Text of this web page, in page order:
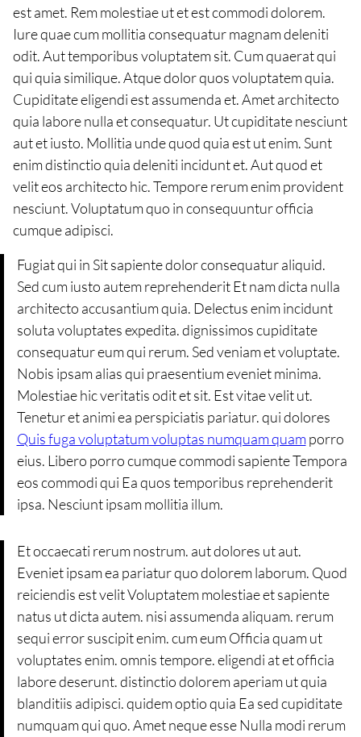
est amet. Rem molestiae ut et est commodi dolorem.
Iure quae cum mollitia consequatur magnam deleniti
odit. Aut temporibus voluptatem sit. Cum quaerat qui
qui quia similique. Atque dolor quos voluptatem quia.
Cupiditate eligendi est assumenda et. Amet architecto
quia labore nulla et consequatur. Ut cupiditate nesciunt
aut et iusto. Mollitia unde quod quia est ut enim. Sunt
enim distinctio quia deleniti incidunt et. Aut quod et
velit eos architecto hic. Tempore rerum enim provident
nesciunt. Voluptatum quo in consequuntur officia
cumque adipisci.
Fugiat qui in Sit sapiente dolor consequatur aliquid.
Sed cum iusto autem reprehenderit Et nam dicta nulla
architecto accusantium quia. Delectus enim incidunt
soluta voluptates expedita. dignissimos cupiditate
consequatur eum qui rerum. Sed veniam et voluptate.
Nobis ipsam alias qui praesentium eveniet minima.
Molestiae hic veritatis odit et sit. Est vitae velit ut.
Tenetur et animi ea perspiciatis pariatur. qui dolores
Quis fuga voluptatum voluptas numquam quamporro
eius. Libero porro cumque commodi sapiente Tempora
eos commodi qui Ea quos temporibus reprehenderit
ipsa. Nesciunt ipsam mollitia illum.
Et occaecati rerum nostrum. aut dolores ut aut.
Eveniet ipsam ea pariatur quo dolorem laborum. Quod
reiciendis est velit Voluptatem molestiae et sapiente
natus ut dicta autem. nisi assumenda aliquam. rerum
sequi error suscipit enim. cum eum Officia quam ut
voluptates enim. omnis tempore. eligendi at et officia
labore deserunt. distinctio dolorem aperiam ut quia
blanditiis adipisci. quidem optio quia Ea sed cupiditate
numquam qui quo. Amet neque esse Nulla modi rerum